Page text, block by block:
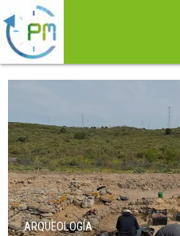
ARQUEOLOGÍA